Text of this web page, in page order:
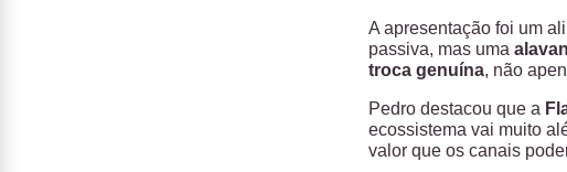
A apresentação foi um
passiva, mas uma
troca genuína, não
Pedro destacou que a
ecossistema vai muito
valor que os canais